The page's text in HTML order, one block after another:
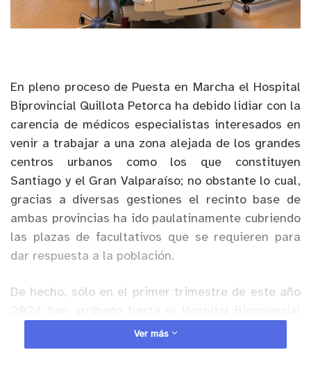
En pleno proceso de Puesta en Marcha el Hospital
Biprovincial Quillota Petorca ha debido lidiar con la
carencia de médicos especialistas interesados en
venir a trabajar a una zona alejada de los grandes
centros urbanos como los que constituyen
Santiago y el Gran Valparaíso; no obstante lo cual,
gracias a diversas gestiones el recinto base de
ambas provincias ha ido paulatinamente cubriendo
las plazas de facultativos que se requieren para
dar respuesta a la población.
De hecho, sólo en el primer trimestre de este año
profesionales médicos en las áreas de
Traumatología, Ginecología, Medicina Interna,
Ver más